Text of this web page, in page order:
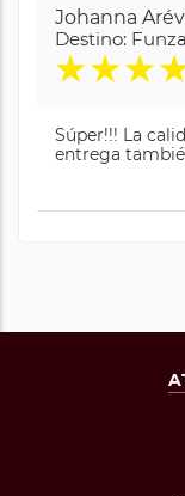
Johanna
Destino:
★★★
Súper!!! La
entrega